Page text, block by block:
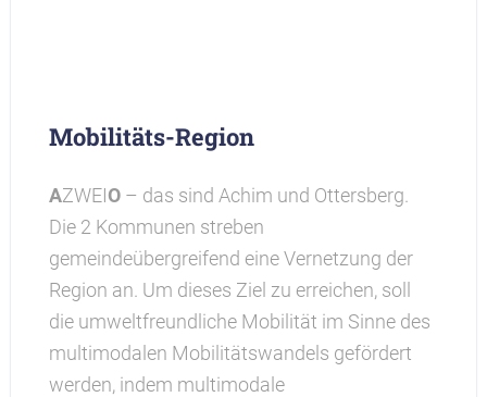
Mobilitäts-Region
AZWEIO – das sind Achim und Ottersberg.
Die 2 Kommunen streben
gemeindeübergreifend eine Vernetzung der
Region an. Um dieses Ziel zu erreichen, soll
die umweltfreundliche Mobilität im Sinne des
multimodalen Mobilitätswandels gefördert
werden, indem multimodale